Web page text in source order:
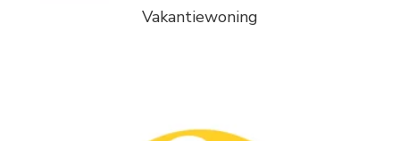
Vakantiewoning